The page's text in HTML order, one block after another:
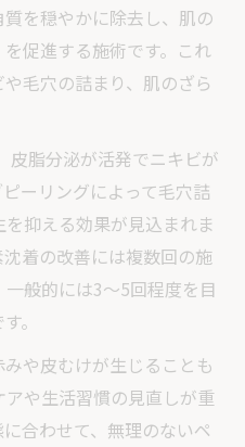
を穏やかに除去し、肌の
促進する施術です。これ
毛穴の詰まり、肌のざら
皮脂分泌が活発でニキビが
ーリングによって毛穴詰
抑える効果が見込まれま
着の改善には複数回の施
般的には3〜5回程度を目
。
や皮むけが生じることも
や生活習慣の見直しが重
合わせて、無理のないペ